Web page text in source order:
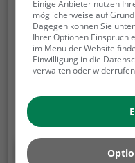
Tannensee
A 7, 89275 Elchingen
Der Tannensee ist
Sowohl im
Tannensee immer
Spaziergang, eine
Natur zu genießen -
Möglichkeiten für
Mehr erfahren
Einige Anbieter nutzen
möglicherweise auf
Dagegen können Sie
Ihrer Optionen Einspruch
im Menü der Website
Einwilligung in die
verwalten oder